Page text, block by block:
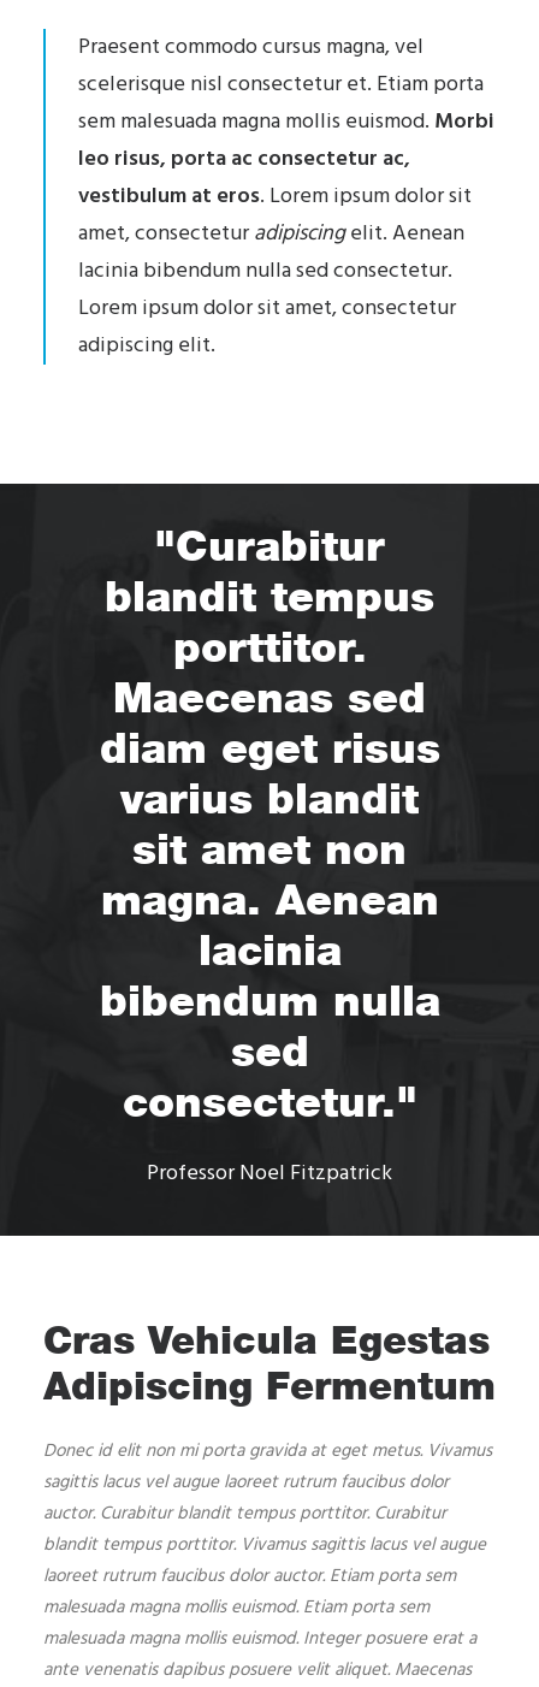
Praesent commodo cursus magna, vel
scelerisque nisl consectetur et. Etiam porta
sem malesuada magna mollis euismod. Morbi
leo risus, porta ac consectetur ac,
vestibulum at eros. Lorem ipsum dolor sit
amet, consecteturadipiscingelit. Aenean
lacinia bibendum nulla sed consectetur.
Lorem ipsum dolor sit amet, consectetur
adipiscing elit.
"Curabitur
blandit tempus
porttitor.
Maecenas sed
diam eget risus
varius blandit
sit amet non
magna. Aenean
lacinia
bibendum nulla
sed
consectetur."
Professor Noel Fitzpatrick
Cras Vehicula Egestas
Adipiscing Fermentum
Donec id elit non mi porta gravida at eget metus. Vivamus
sagittis lacus vel augue laoreet rutrum faucibus dolor
auctor. Curabitur blandit tempus porttitor. Curabitur
blandit tempus porttitor. Vivamus sagittis lacus vel augue
laoreet rutrum faucibus dolor auctor. Etiam porta sem
malesuada magna mollis euismod. Etiam porta sem
malesuada magna mollis euismod. Integer posuere erat a
ante venenatis dapibus posuere velit aliquet. Maecenas